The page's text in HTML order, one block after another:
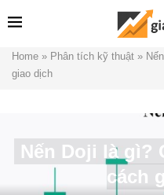
Home » Phân tích kỹ thuật »
giao dịch
Nến Doji là gì?
cách